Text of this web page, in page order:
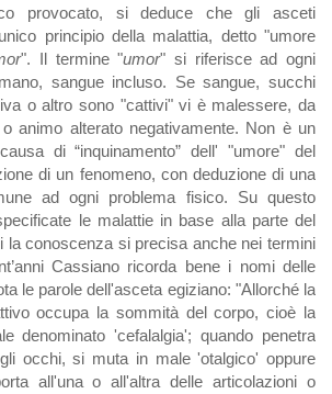
provocato, si deduce che gli asceti
principio della malattia, detto "umore
". Il termine "umor" si riferisce ad ogni
sangue incluso. Se sangue, succhi
o altro sono "cattivi" vi è malessere, da
animo alterato negativamente. Non è un
di “inquinamento” dell' "umore" del
di un fenomeno, con deduzione di una
ad ogni problema fisico. Su questo
le malattie in base alla parte del
la conoscenza si precisa anche nei termini
Cassiano ricorda bene i nomi delle
le parole dell'asceta egiziano: "Allorché la
occupa la sommità del corpo, cioè la
denominato 'cefalalgia'; quando penetra
occhi, si muta in male 'otalgico' oppure
all'una o all'altra delle articolazioni o